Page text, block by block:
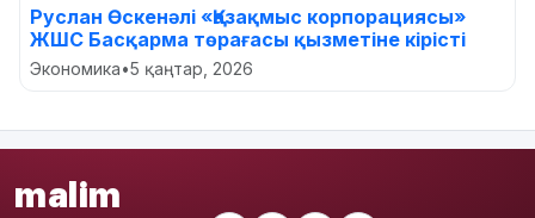
Руслан Өскенәлі «Қазақмыс корпорациясы»
ЖШС Басқарма төрағасы қызметіне кірісті
Экономика•5 қаңтар, 2026
malim